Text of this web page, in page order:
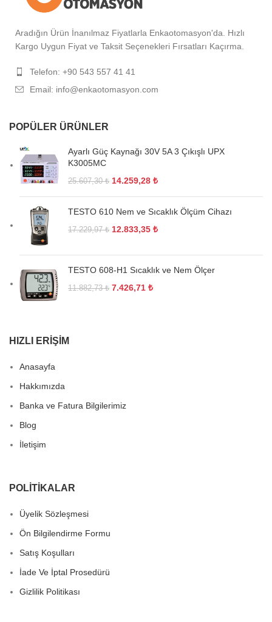
Aradığın Ürün İnanılmaz Fiyatlarla Enkaotomasyon'da. Hızlı
Kargo Uygun Fiyat ve Taksit Seçenekleri Fırsatları Kaçırma.
Telefon: +90 543 557 41 41
Email: info@enkaotomasyon.com
POPÜLER ÜRÜNLER
Ayarlı Güç Kaynağı 30V 5A 3 Çıkışlı UPX
K3005MC
25.607,30₺ 14.259,28 ₺
TESTO 610 Nem ve Sıcaklık Ölçüm Cihazı
17.229,97₺ 12.833,35 ₺
TESTO 608-H1 Sıcaklık ve Nem Ölçer
11.882,73₺ 7.426,71 ₺
HIZLI ERIŞIM
Anasayfa
Hakkımızda
Banka ve Fatura Bilgilerimiz
Blog
İletişim
POLITIKALAR
Üyelik Sözleşmesi
Ön Bilgilendirme Formu
Satış Koşulları
İade Ve İptal Prosedürü
Gizlilik Politikası